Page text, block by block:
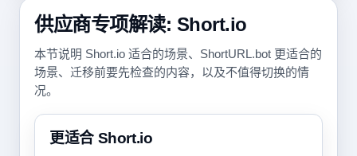
供应商专项解读: Short.io
本节说明 Short.io 适合的场景、ShortURL.bot 更适合的
场景、迁移前要先检查的内容，以及不值得切换的情
况。
更适合 Short.io